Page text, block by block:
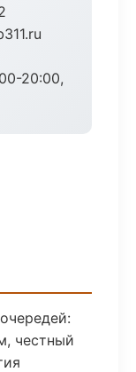
20:00,
честный